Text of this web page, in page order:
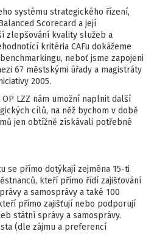
systému strategického řízení,
Scorecard a její
zlepšování kvality služeb a
kritéria CAFu dokážeme
neboť jsme zapojeni
67 městskými úřady a magistráty
2005.
LZZ nám umožní naplnit další
cílů, na něž bychom v době
jen obtížně získávali potřebné
se přímo dotýkají zejména 15-ti
kteří přímo řídí zajišťování
a samosprávy a také 100
přímo zajišťují nebo podporují
státní správy a samosprávy.
(dle zájmu a preferencí